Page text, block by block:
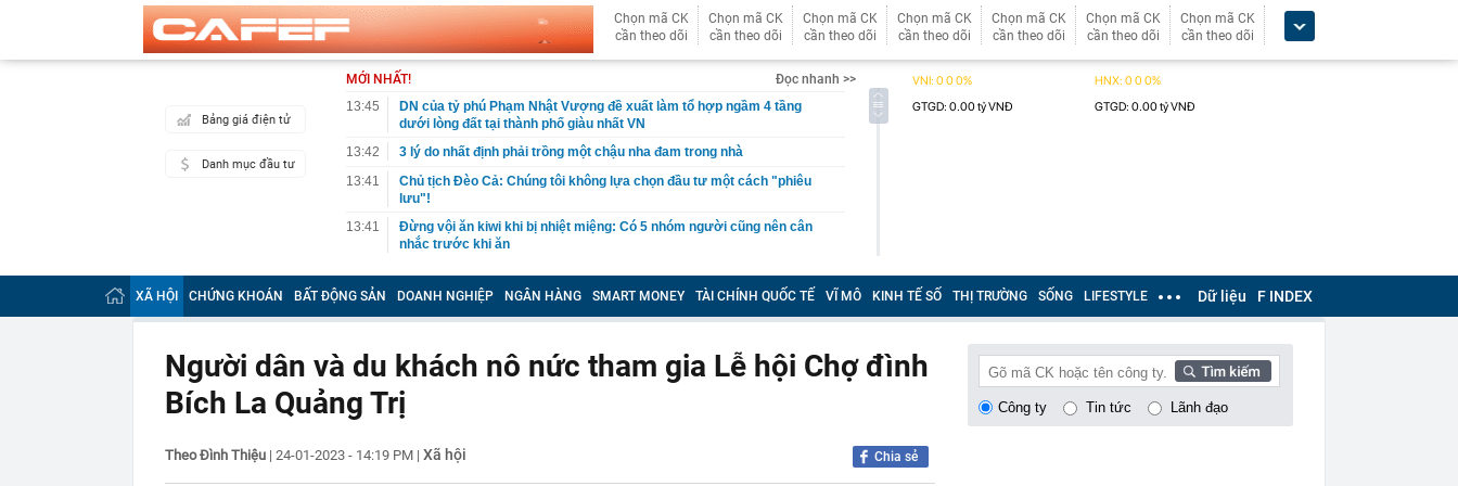
Chọn mã CK
cần theo dõi
Chọn mã CK
cần theo dõi
Chọn mã CK
cần theo dõi
Chọn mã CK
cần theo dõi
Chọn mã CK
cần theo dõi
Chọn mã CK
cần theo dõi
Chọn mã CK
cần theo dõi
Bảng giá điện tử
Danh mục đầu tư
MỚI NHẤT!
Đọc nhanh >>
13:45
DN của tỷ phú Phạm Nhật Vượng đề xuất làm tổ hợp ngầm 4 tầng
dưới lòng đất tại thành phố giàu nhất VN
13:42
3 lý do nhất định phải trồng một chậu nha đam trong nhà
13:41
Chủ tịch Đèo Cả: Chúng tôi không lựa chọn đầu tư một cách "phiêu
lưu"!
13:41
Đừng vội ăn kiwi khi bị nhiệt miệng: Có 5 nhóm người cũng nên cân
nhắc trước khi ăn
13:40
Doanh nghiệp chốt quyền trả cổ tức trong tuần từ ngày 10/8-14/8, tỷ lệ
cao nhất 100%
13:40
Người phụ nữ đu bám sau ô tô bán tải đang chạy trên đường: Đã rõ
13:39
Sau ca phẫu thuật ở Trung Quốc, Quốc vương Campuchia lần đầu chủ
trì một sự kiện công khai: Ông nói gì?
13:37
13:35
Lợi nhuận doanh nghiệp thuộc VN30 tích cực, 4 nhóm ngành ‘dẫn
XÃ HỘI CHỨNG KHOÁN BẤT ĐỘNG SẢN DOANH NGHIỆP NGÂN HÀNG SMART MONEY TÀI CHÍNH QUỐC TẾ VĨ MÔ KINH TẾ SỐ THỊ TRƯỜNG SỐNG LIFESTYLE Dữ liệu F INDEX
Người dân và du khách nô nức tham gia Lễ hội Chợ đình
Bích La Quảng Trị
Theo Đình Thiệu | 24-01-2023 - 14:19 PM | Xã hội Chia sẻ
Công ty Tin tức Lãnh đạo